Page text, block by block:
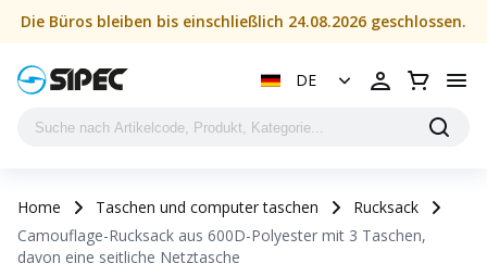
Die Büros bleiben bis einschließlich 24.08.2026 geschlossen.
DE
Home Taschen und computer taschen
Rucksack
Camouflage-Rucksack aus 600D-Polyester mit 3 Taschen,
davon eine seitliche Netztasche